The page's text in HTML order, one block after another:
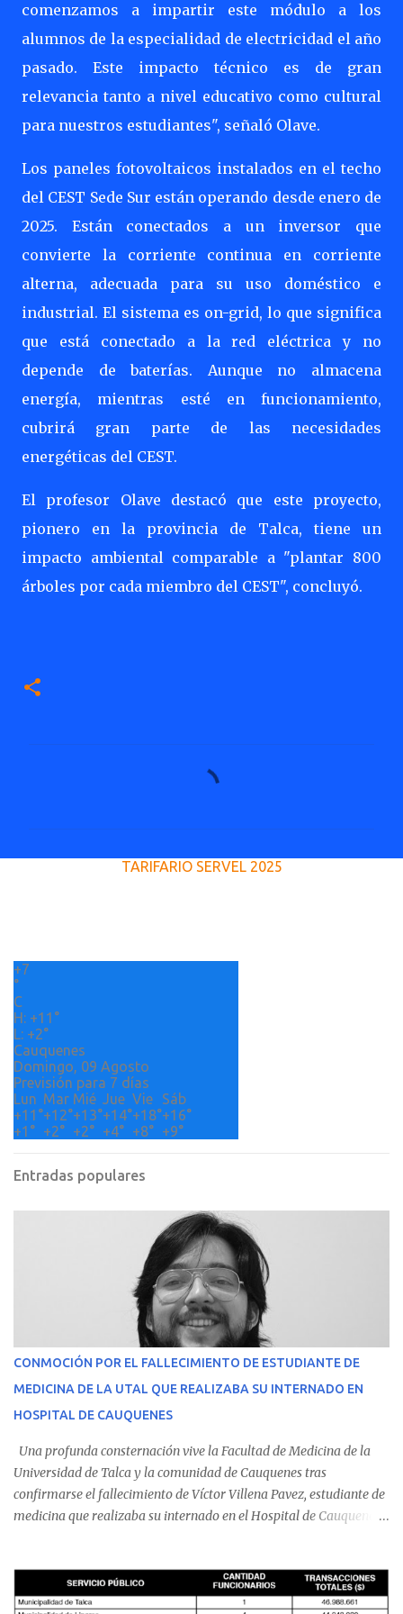
comenzamos a impartir este módulo a los
alumnos de la especialidad de electricidad el año
pasado. Este impacto técnico es de gran
relevancia tanto a nivel educativo como cultural
para nuestros estudiantes", señaló Olave.
Los paneles fotovoltaicos instalados en el techo
del CEST Sede Sur están operando desde enero de
2025. Están conectados a un inversor que
convierte la corriente continua en corriente
alterna, adecuada para su uso doméstico e
industrial. El sistema es on-grid, lo que significa
que está conectado a la red eléctrica y no
depende de baterías. Aunque no almacena
energía, mientras esté en funcionamiento,
cubrirá gran parte de las necesidades
energéticas del CEST.
El profesor Olave destacó que este proyecto,
pionero en la provincia de Talca, tiene un
impacto ambiental comparable a "plantar 800
árboles por cada miembro del CEST", concluyó.
s
TARIFARIO SERVEL 2025
+7
°
C
H: +11°
L: +2°
Cauquenes
Domingo, 09 Agosto
Previsión para 7 días
Lun Mar Mié Jue Vie
Sáb
+11°+12°+13°+14°+18°+16°
+1° +2° +2° +4° +8° +9°
Entradas populares
CONMOCIÓN POR EL FALLECIMIENTO DE ESTUDIANTE DE
MEDICINA DE LA UTAL QUE REALIZABA SU INTERNADO EN
HOSPITAL DE CAUQUENES
Una profunda consternación vive la Facultad de Medicina de la
Universidad de Talca y la comunidad de Cauquenes tras
confirmarse el fallecimiento de Víctor Villena Pavez, estudiante de
medicina que realizaba su internado en el Hospital de Cauquenes.
malestares físicos. Dada la complejidad de su estado de salud, el
equipo médico determinó su traslado de urgencia al Hospital